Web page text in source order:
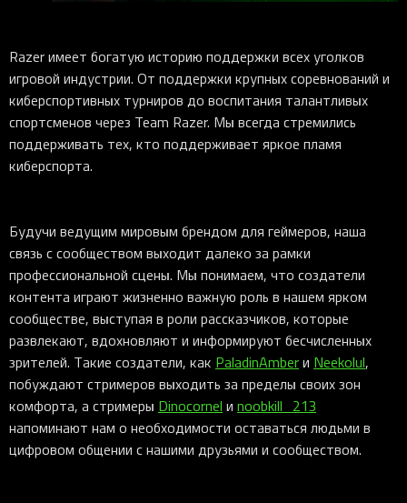
Razer имеет богатую историю поддержки всех уголков
игровой индустрии. От поддержки крупных соревнований и
киберспортивных турниров до воспитания талантливых
спортсменов через Team Razer. Мы всегда стремились
поддерживать тех, кто поддерживает яркое пламя
киберспорта.
Будучи ведущим мировым брендом для геймеров, наша
связь с сообществом выходит далеко за рамки
профессиональной сцены. Мы понимаем, что создатели
контента играют жизненно важную роль в нашем ярком
сообществе, выступая в роли рассказчиков, которые
развлекают, вдохновляют и информируют бесчисленных
зрителей. Такие создатели, как PaladinAmberи Neekolul,
побуждают стримеров выходить за пределы своих зон
комфорта, а стримеры Dinocornel и noobkill_213
напоминают нам о необходимости оставаться людьми в
цифровом общении с нашими друзьями и сообществом.